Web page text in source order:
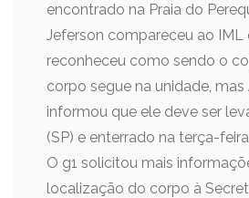
encontrado na Praia do
Jeferson compareceu ao IML
reconheceu como sendo o
corpo segue na unidade, mas
informou que ele deve ser
(SP) e enterrado na terça-feira
O g1 solicitou mais
localização do corpo à